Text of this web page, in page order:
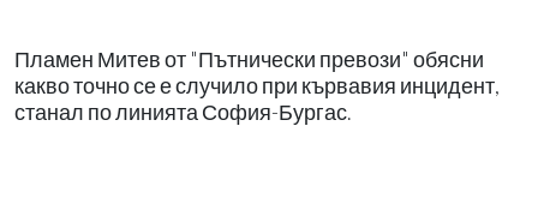
Пламен Митев от "Пътнически превози" обясни
какво точно се е случило при кървавия инцидент,
станал по линията София-Бургас.